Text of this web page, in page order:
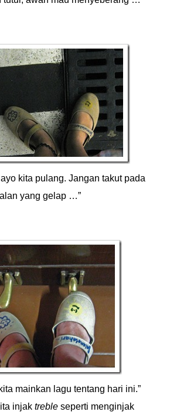
kita pulang. Jangan takut pada
yang gelap …”
mainkan lagu tentang hari ini.”
injak trebleseperti menginjak